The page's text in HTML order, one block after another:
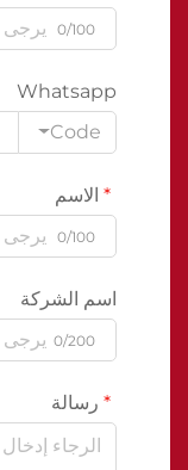
0/100
Whatsapp
Code
الاسم
0/100
اسم الشركة
0/200
رسالة